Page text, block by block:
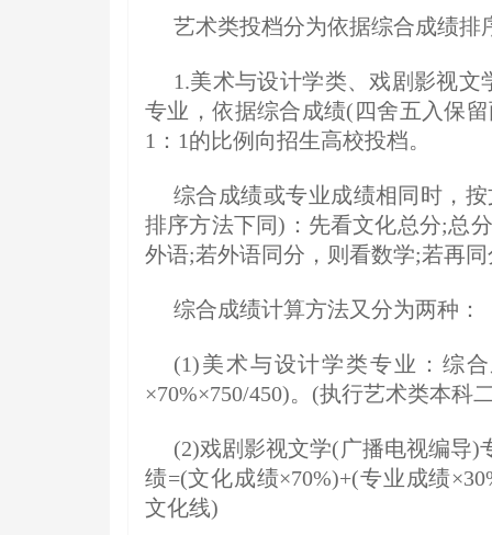
艺术类投档分为依据综合成绩排
1.美术与设计学类、戏剧影视
专业，依据综合成绩(四舍五入保
1：1的比例向招生高校投档。
综合成绩或专业成绩相同时，
排序方法下同)：先看文化总分;总
外语;若外语同分，则看数学;若再
综合成绩计算方法又分为两种：
(1)美术与设计学类专业：综
×70%×750/450)。(执行艺术类本科
(2)戏剧影视文学(广播电视编导)
绩=(文化成绩×70%)+(专业成绩
文化线)